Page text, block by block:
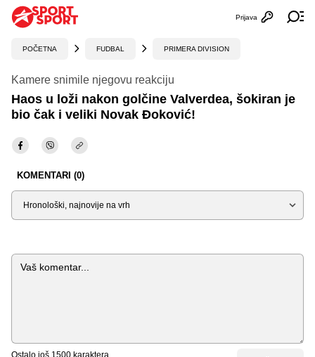
Otvori
Prijava
POČETNA FUDBAL PRIMERA DIVISION
Kamere snimile njegovu reakciju
Haos u loži nakon golčine Valverdea, šokiran je
bio čak i veliki Novak Đoković!
KOMENTARI (0)
Sortiraj
Komentar
Ostalo još 1500 karaktera